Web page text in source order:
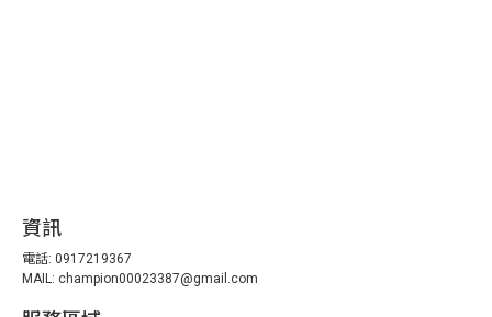
資訊
電話: 0917219367
MAIL: champion00023387@gmail.com